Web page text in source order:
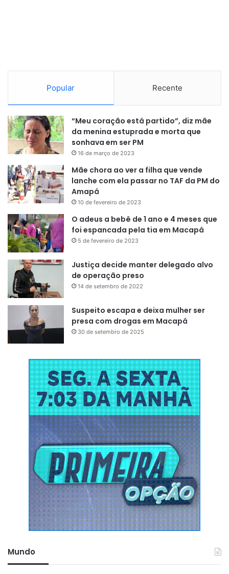
Popular Recente
“Meu coração está partido”, diz mãe
da menina estuprada e morta que
sonhava em ser PM
16 de março de 2023
Mãe chora ao ver a filha que vende
lanche com ela passar no TAF da PM do
Amapá
10 de fevereiro de 2023
O adeus a bebê de 1 ano e 4 meses que
foi espancada pela tia em Macapá
5 de fevereiro de 2023
Justiça decide manter delegado alvo
de operação preso
14 de setembro de 2022
Suspeito escapa e deixa mulher ser
presa com drogas em Macapá
30 de setembro de 2025
Mundo